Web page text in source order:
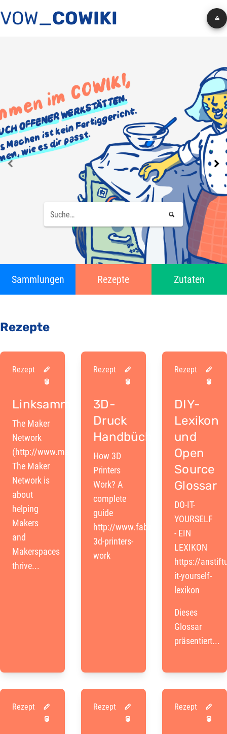
VOW_COWIKI
 
Suche…
Sammlungen Rezepte Zutaten
Rezepte
Rezept
Linksammlung
The Maker
Network
(http://www.makernet.work)
The Maker
Network is
about
helping
Makers
and
Makerspaces
thrive...
Rezept
3D-
Druck
Handbücher
How 3D
Printers
Work? A
complete
guide
http://www.fabathome.org/how-
3d-printers-
work
Rezept
DIY-
Lexikon
und
Open
Source
Glossar
DO-IT-
YOURSELF
- EIN
LEXIKON
https://
it-yourself-
lexikon
Dieses
Glossar
präsentiert...
Rezept Rezept Rezept